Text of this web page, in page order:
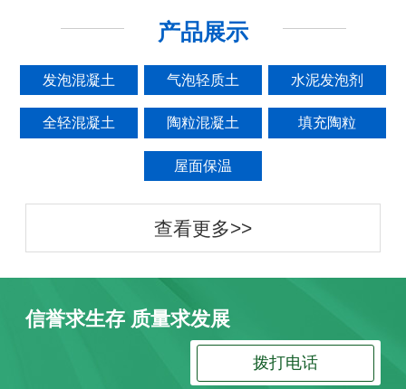
产品展示
发泡混凝土 气泡轻质土 水泥发泡剂
全轻混凝土 陶粒混凝土 填充陶粒
屋面保温
查看更多>>
信誉求生存 质量求发展
拨打电话